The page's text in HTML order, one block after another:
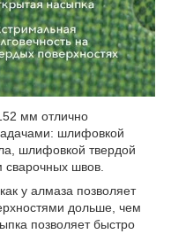
мм отлично
шлифовкой
шлифовкой твердой
швов.
у алмаза позволяет
дольше, чем
позволяет быстро